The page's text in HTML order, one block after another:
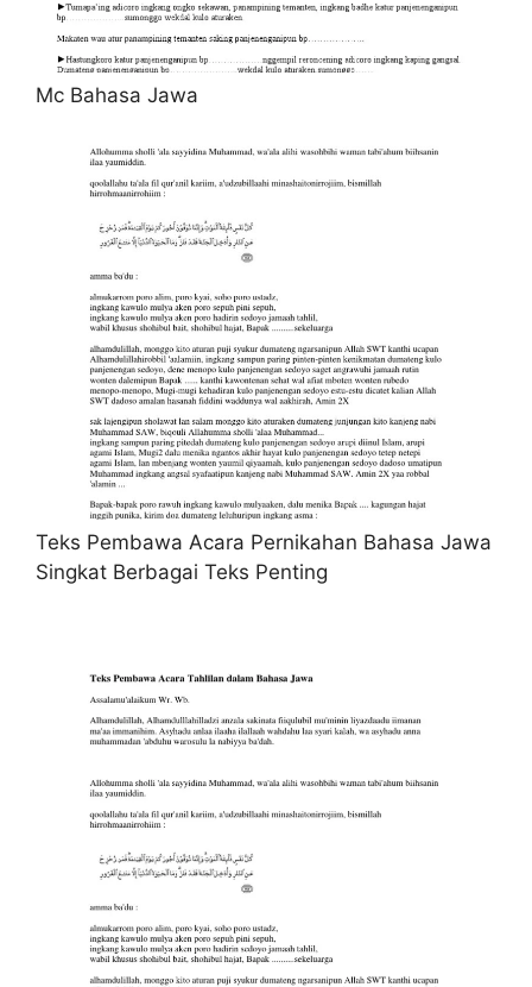
Mc Bahasa Jawa
Teks Pembawa Acara Pernikahan Bahasa Jawa
Singkat Berbagai Teks Penting